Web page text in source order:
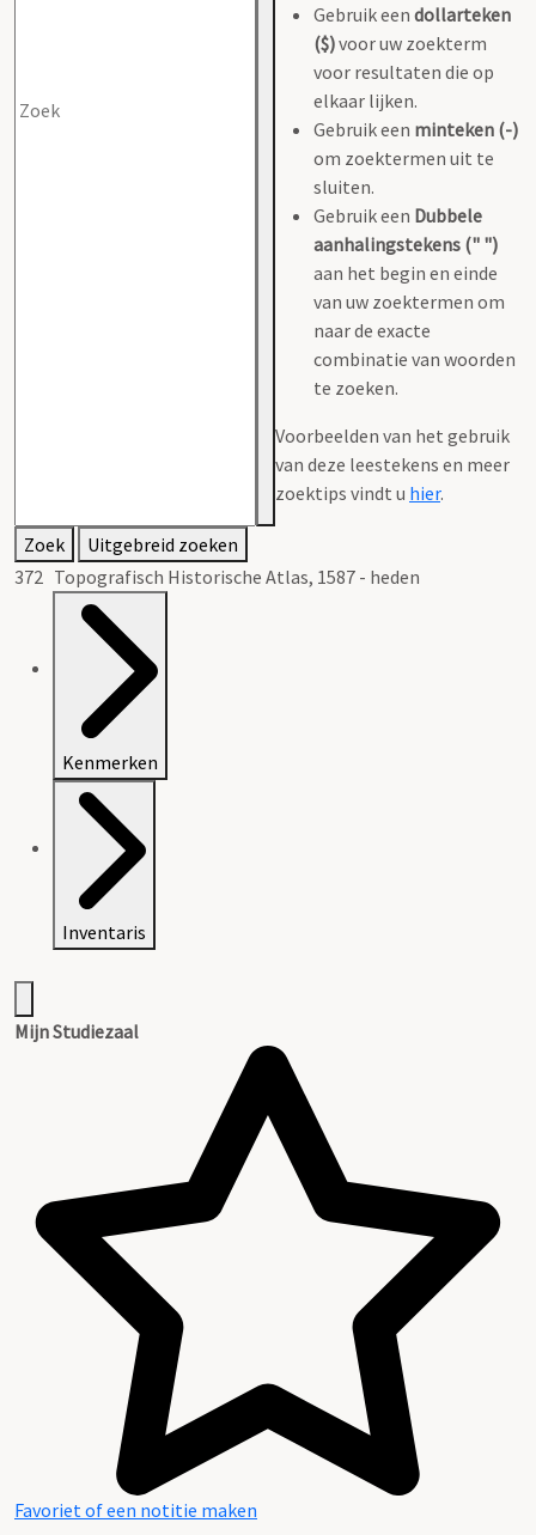
Gebruik een dollarteken
($)voor uw zoekterm
voor resultaten die op
elkaar lijken.
Gebruik een minteken (-)
om zoektermen uit te
sluiten.
Gebruik een Dubbele
aanhalingstekens (" ")
aan het begin en einde
van uw zoektermen om
naar de exacte
combinatie van woorden
te zoeken.
Voorbeelden van het gebruik
van deze leestekens en meer
zoektips vindt u hier.
Zoek
Uitgebreid zoeken
372 Topografisch Historische Atlas, 1587 - heden
Kenmerken
Inventaris
Mijn Studiezaal
Favoriet of een notitie maken